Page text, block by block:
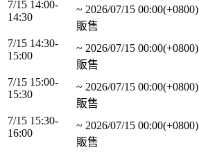
7/15 14:00-
14:30
~ 2026/07/15 00:00(+0800)
販售
7/15 14:30-
15:00
~ 2026/07/15 00:00(+0800)
販售
7/15 15:00-
15:30
~ 2026/07/15 00:00(+0800)
販售
7/15 15:30-
16:00
~ 2026/07/15 00:00(+0800)
販售